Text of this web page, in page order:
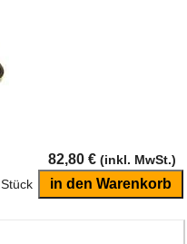
82,80 € (inkl. MwSt.)
Stück